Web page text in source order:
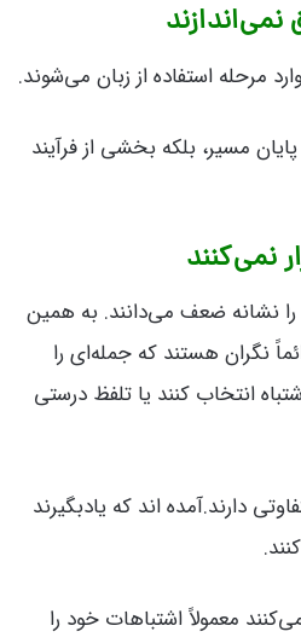
مرحله استفاده از زبان می‌شوند.
مسیر، بلکه بخشی از فرآیند
را نشانه ضعف می‌دانند. به همین
نگران هستند که جمله‌ای را
انتخاب کنند یا تلفظ درستی
دارند.آمده اند که یادبگیرند
معمولاً اشتباهات خود را